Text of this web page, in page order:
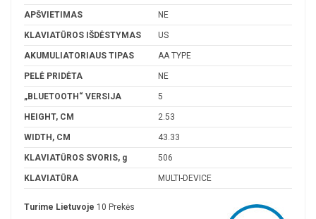
APŠVIETIMAS NE
KLAVIATŪROS IŠDĖSTYMAS US
AKUMULIATORIAUS TIPAS AA TYPE
PELĖ PRIDĖTA NE
„BLUETOOTH“ VERSIJA 5
HEIGHT, CM 2.53
WIDTH, CM 43.33
KLAVIATŪROS SVORIS, g 506
KLAVIATŪRA MULTI-DEVICE
Turime Lietuvoje 10 Prekės